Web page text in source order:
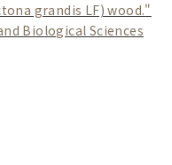
grandis LF) wood."
Biological Sciences